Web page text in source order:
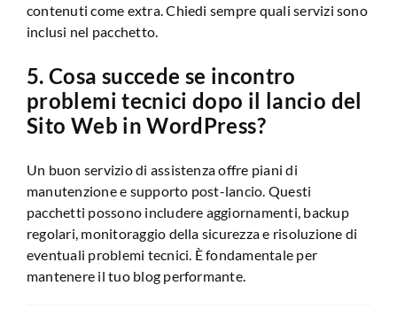
contenuti come extra. Chiedi sempre quali servizi sono
inclusi nel pacchetto.
5. Cosa succede se incontro
problemi tecnici dopo il lancio del
Sito Web in WordPress?
Un buon servizio di assistenza offre piani di
manutenzione e supporto post-lancio. Questi
pacchetti possono includere aggiornamenti, backup
regolari, monitoraggio della sicurezza e risoluzione di
eventuali problemi tecnici. È fondamentale per
mantenere il tuo blog performante.